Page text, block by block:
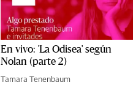
En vivo: 'La Odisea' según
Nolan (parte 2)
Tamara Tenenbaum